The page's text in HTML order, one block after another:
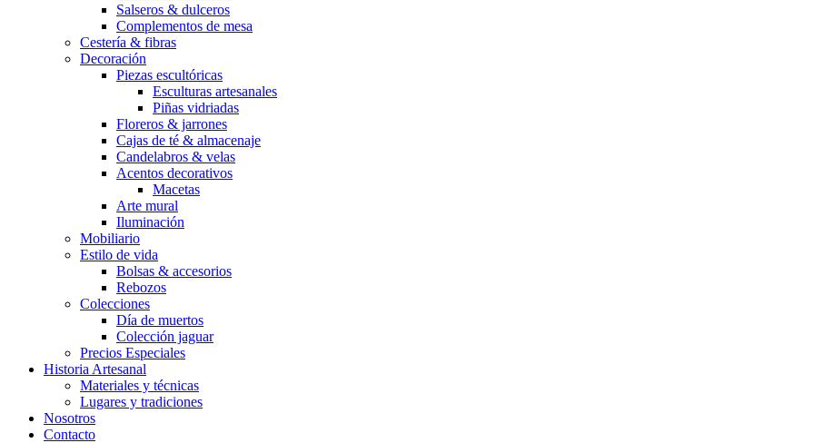
Salseros & dulceros
Complementos de mesa
Cestería & fibras
Decoración
Piezas escultóricas
Esculturas artesanales
Piñas vidriadas
Floreros & jarrones
Cajas de té & almacenaje
Candelabros & velas
Acentos decorativos
Macetas
Arte mural
Iluminación
Mobiliario
Estilo de vida
Bolsas & accesorios
Rebozos
Colecciones
Día de muertos
Colección jaguar
Precios Especiales
Historia Artesanal
Materiales y técnicas
Lugares y tradiciones
Nosotros
Contacto